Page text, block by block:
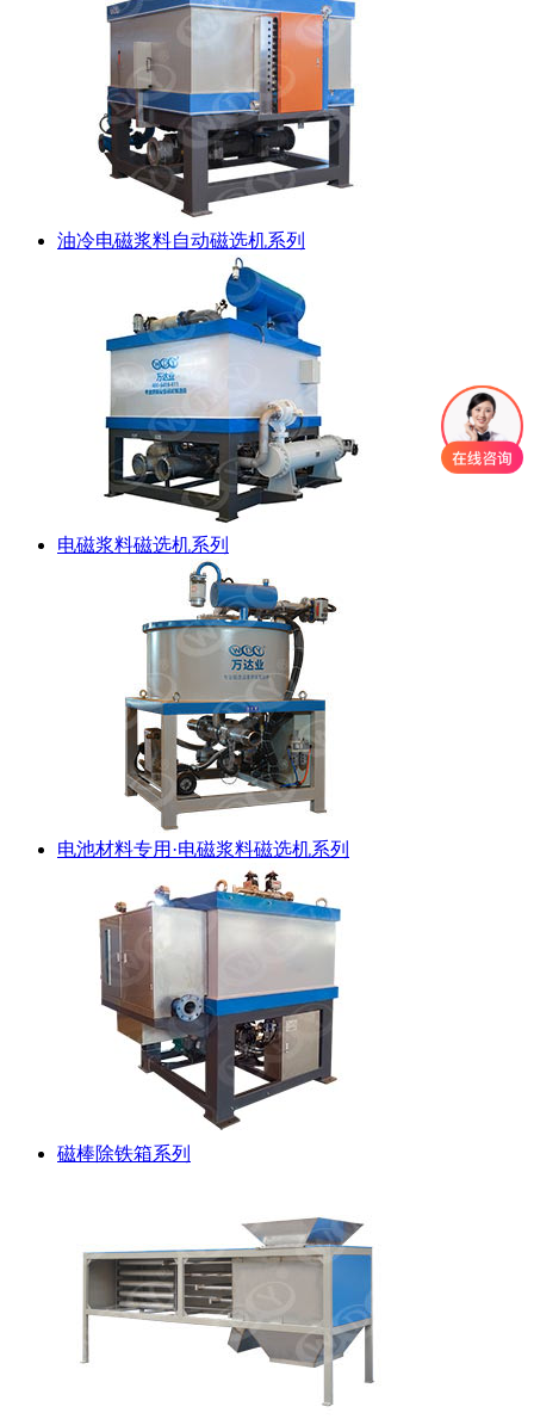
油冷电磁浆料自动磁选机系列
电磁浆料磁选机系列
电池材料专用·电磁浆料磁选机系列
磁棒除铁箱系列